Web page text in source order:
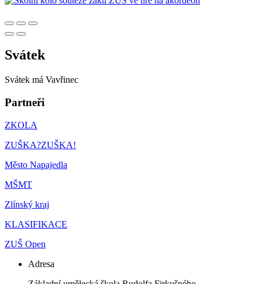
Svátek
Svátek má Vavřinec
Partneři
ZKOLA
ZUŠKA?ZUŠKA!
Město Napajedla
MŠMT
Zlínský kraj
KLASIFIKACE
ZUŠ Open
Adresa